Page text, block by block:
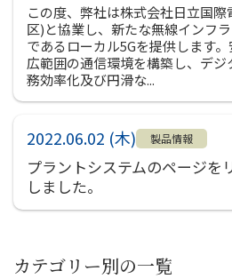
ご挨拶
会社概要
会社組織図
会社沿革
関連会社
決算公告
環境への取り組み
CSR
お知らせ
この度、弊社は株式会社日立国
区)と協業し、新たな無線インフ
であるローカル5Gを提供します
広範囲の通信環境を構築し、デ
務効率化及び円滑な...
2022.06.02 (木) 製品情報
プラントシステムのページを
しました。
カテゴリー別の一覧